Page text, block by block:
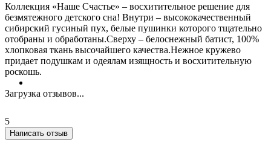
Коллекция «Наше Счастье» – восхитительное решение для
безмятежного детского сна! Внутри – высококачественный
сибирский гусиный пух, белые пушинки которого тщательно
отобраны и обработаны.Сверху – белоснежный батист, 100%
хлопковая ткань высочайшего качества.Нежное кружево
придает подушкам и одеялам изящность и восхитительную
роскошь.
Загрузка отзывов...
5
Написать отзыв